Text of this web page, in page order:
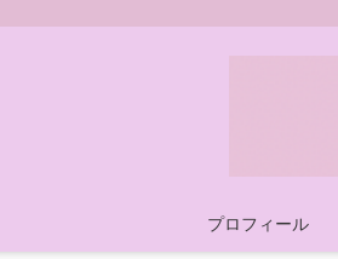
プロフィール